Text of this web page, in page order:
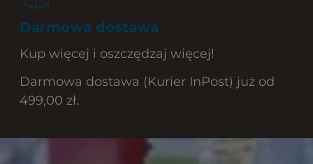
Darmowa dostawa
Kup więcej i oszczędzaj więcej!
Darmowa dostawa (Kurier InPost) już od
499,00 zł.